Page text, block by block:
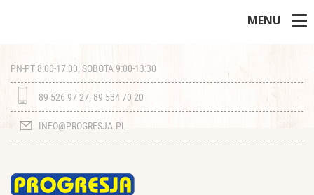
MENU
PN-PT 8:00-17:00, SOBOTA 9:00-13:30
89 526 97 27, 89 534 70 20
INFO@PROGRESJA.PL